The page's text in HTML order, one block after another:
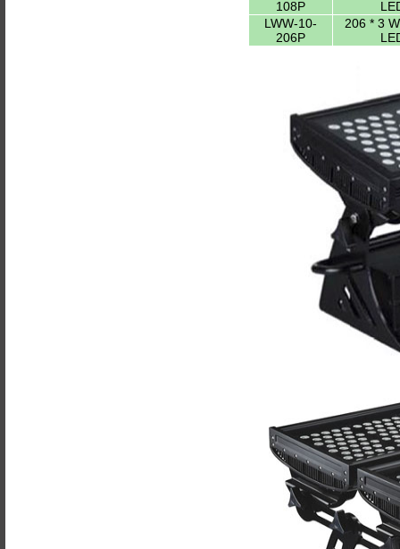
108P
LWW-10-
206P
206 * 3